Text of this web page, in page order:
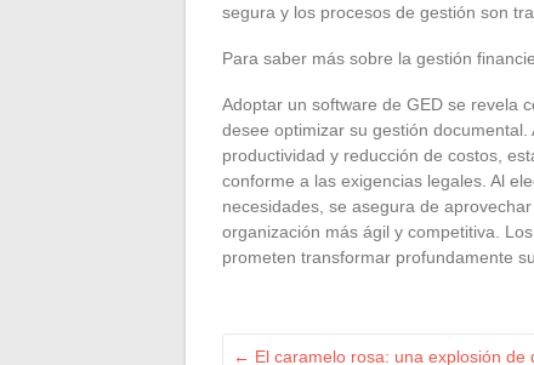
segura y los procesos de gestión son
Para saber más sobre la gestión
Adoptar un software de GED se revela
desee optimizar su gestión
productividad y reducción de costos,
conforme a las exigencias legales. Al
necesidades, se asegura de
organización más ágil y competitiva.
prometen transformar profundamente
← El caramelo rosa: una explosión de